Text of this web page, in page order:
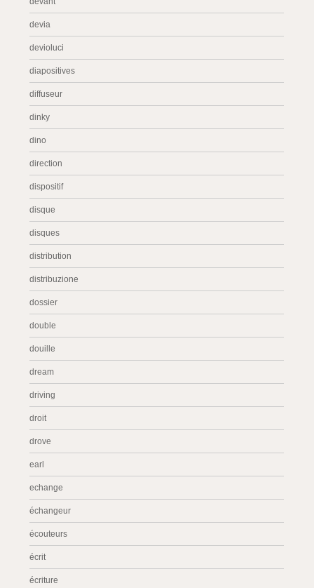
devia
devioluci
diapositives
diffuseur
dinky
dino
direction
dispositif
disque
disques
distribution
distribuzione
dossier
double
douille
dream
driving
droit
drove
earl
echange
échangeur
écouteurs
écrit
écriture